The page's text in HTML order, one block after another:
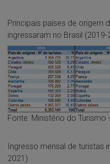
Principais países de origem
ingressaram no Brasil (2019-
Fonte: Ministério do
Ingresso mensal de turistas
2021)